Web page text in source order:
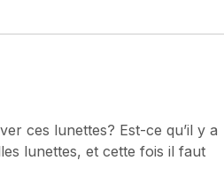
ces lunettes? Est-ce qu’il y a
lunettes, et cette fois il faut